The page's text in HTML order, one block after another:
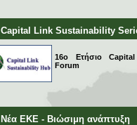
Capital Link Sustainability
16ο Ετήσιο
Forum
Νέα ΕΚΕ - Βιώσιμη ανάπτυξη